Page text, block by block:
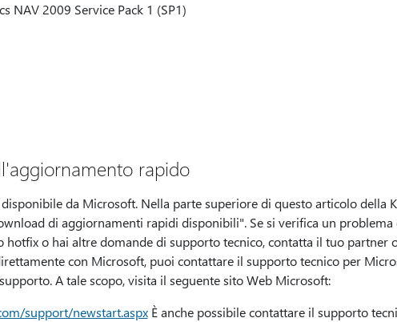
NAV 2009 Service Pack 1 (SP1)
rapido
da Microsoft. Nella parte superiore di questo articolo della
di aggiornamenti rapidi disponibili". Se si verifica un
hotfix o hai altre domande di supporto tecnico, contatta il tuo partner
con Microsoft, puoi contattare il supporto tecnico per
A tale scopo, visita il seguente sito Web Microsoft:
support/newstart.aspxÈ anche possibile contattare il supporto